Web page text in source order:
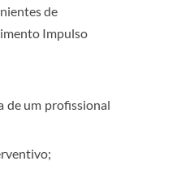
de
Impulso
de um profissional